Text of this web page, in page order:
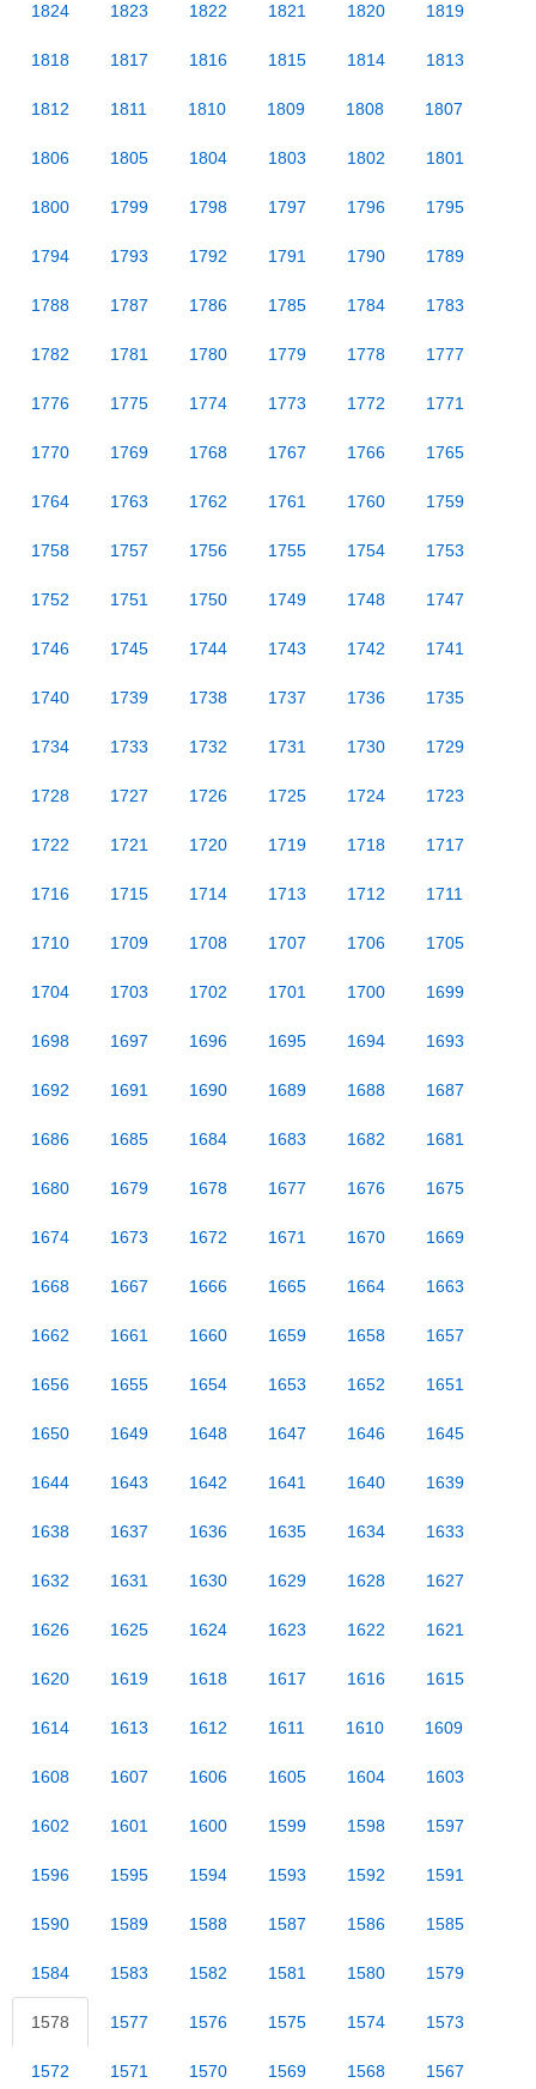
1824 1823 1822 1821 1820 1819
1818 1817 1816 1815 1814 1813
1812 1811 1810 1809 1808 1807
1806 1805 1804 1803 1802 1801
1800 1799 1798 1797 1796 1795
1794 1793 1792 1791 1790 1789
1788 1787 1786 1785 1784 1783
1782 1781 1780 1779 1778 1777
1776 1775 1774 1773 1772 1771
1770 1769 1768 1767 1766 1765
1764 1763 1762 1761 1760 1759
1758 1757 1756 1755 1754 1753
1752 1751 1750 1749 1748 1747
1746 1745 1744 1743 1742 1741
1740 1739 1738 1737 1736 1735
1734 1733 1732 1731 1730 1729
1728 1727 1726 1725 1724 1723
1722 1721 1720 1719 1718 1717
1716 1715 1714 1713 1712 1711
1710 1709 1708 1707 1706 1705
1704 1703 1702 1701 1700 1699
1698 1697 1696 1695 1694 1693
1692 1691 1690 1689 1688 1687
1686 1685 1684 1683 1682 1681
1680 1679 1678 1677 1676 1675
1674 1673 1672 1671 1670 1669
1668 1667 1666 1665 1664 1663
1662 1661 1660 1659 1658 1657
1656 1655 1654 1653 1652 1651
1650 1649 1648 1647 1646 1645
1644 1643 1642 1641 1640 1639
1638 1637 1636 1635 1634 1633
1632 1631 1630 1629 1628 1627
1626 1625 1624 1623 1622 1621
1620 1619 1618 1617 1616 1615
1614 1613 1612 1611 1610 1609
1608 1607 1606 1605 1604 1603
1602 1601 1600 1599 1598 1597
1596 1595 1594 1593 1592 1591
1590 1589 1588 1587 1586 1585
1584 1583 1582 1581 1580 1579
1578 1577 1576 1575 1574 1573
1572 1571 1570 1569 1568 1567